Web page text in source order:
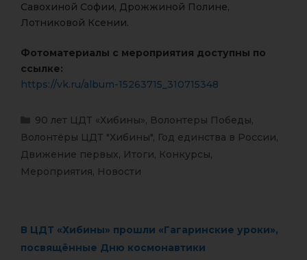
Савохиной Софии, Дрожжиной Полине,
Лотниковой Ксении.
Фотоматериалы с мероприятия доступны по
ссылке:
https://vk.ru/album-15263715_310715348
90 лет ЦДТ «Хибины», Волонтеры Победы,
Волонтёры ЦДТ "Хибины", Год единства в России,
Движение первых, Итоги, Конкурсы,
Мероприятия, Новости
В ЦДТ «Хибины» прошли «Гагаринские уроки»,
посвящённые Дню космонавтики